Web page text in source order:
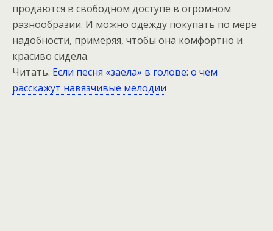
продаются в свободном доступе в огромном
разнообразии. И можно одежду покупать по мере
надобности, примеряя, чтобы она комфортно и
красиво сидела.
Читать: Если песня «заела» в голове: о чем
расскажут навязчивые мелодии